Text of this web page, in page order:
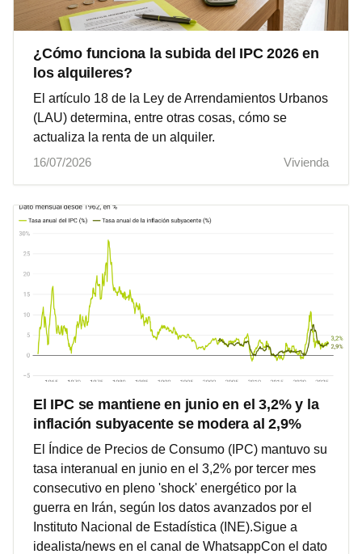
¿Cómo funciona la subida del IPC 2026 en
los alquileres?
El artículo 18 de la Ley de Arrendamientos Urbanos
(LAU) determina, entre otras cosas, cómo se
actualiza la renta de un alquiler.
16/07/2026
Vivienda
El IPC se mantiene en junio en el 3,2% y la
inflación subyacente se modera al 2,9%
El Índice de Precios de Consumo (IPC) mantuvo su
tasa interanual en junio en el 3,2% por tercer mes
consecutivo en pleno 'shock' energético por la
guerra en Irán, según los datos avanzados por el
Instituto Nacional de Estadística (INE).Sigue a
idealista/news en el canal de WhatsappCon el dato